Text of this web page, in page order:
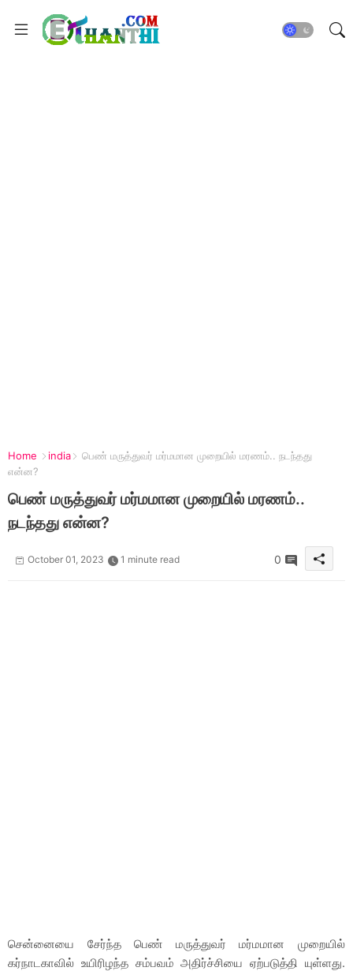
Home india
பெண் மருத்துவர் மர்மமான முறையில் மரணம்.. நடந்தது
என்ன?
பெண் மருத்துவர் மர்மமான முறையில் மரணம்..
நடந்தது என்ன?
October 01, 2023 1 minute read 0
சென்னையை சேர்ந்த பெண் மருத்துவர் மர்மமான முறையில்
கர்நாடகாவில் உயிரிழந்த சம்பவம் அதிர்ச்சியை ஏற்படுத்தி யுள்ளது.